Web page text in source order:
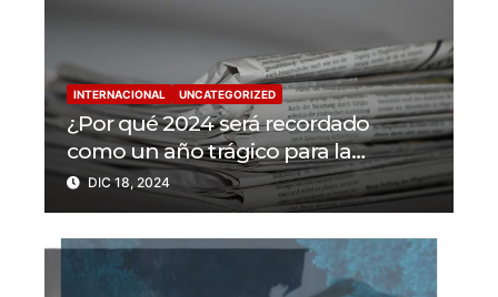
INTERNACIONAL UNCATEGORIZED
¿Por qué 2024 será recordado
como un año trágico para la
libertad de prensa? Un tercio de los
periodistas asesinados por Israel
DIC 18, 2024